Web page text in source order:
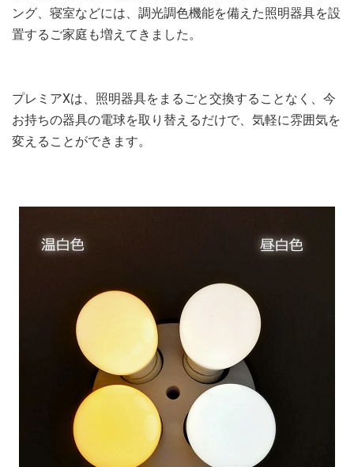
ング、寝室などには、調光調色機能を備えた照明器具を設
置するご家庭も増えてきました。
プレミアXは、照明器具をまるごと交換することなく、今
お持ちの器具の電球を取り替えるだけで、気軽に雰囲気を
変えることができます。